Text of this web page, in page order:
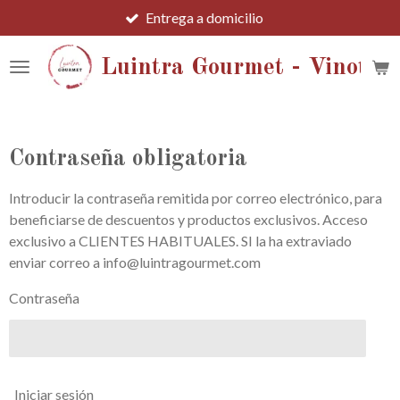
al
contenido
principal
Luintra Gourmet -
Entrega a domicilio
Contraseña obligatoria
Introducir la contraseña remitida por correo electrónico, para
beneficiarse de descuentos y productos exclusivos. Acceso
exclusivo a CLIENTES HABITUALES. SI la ha extraviado
enviar correo a info@luintragourmet.com
Contraseña
Iniciar sesión